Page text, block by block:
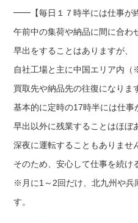
━━【毎日１７時半には仕事が
午前中の集荷や納品に間に合わ
早出をすることはありますが、
自社工場と主に中国エリア内（
買取先や納品先の往復になりま
基本的に定時の17時半には仕事
早出以外に残業することはほぼ
深夜に運転することもありませ
そのため、安心して仕事を続け
※月に1～2回だけ、北九州や兵
す。